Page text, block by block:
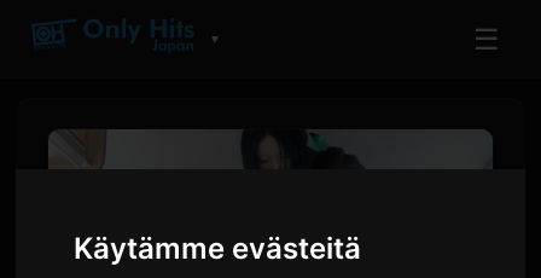
Käytämme evästeitä
▼ ☰